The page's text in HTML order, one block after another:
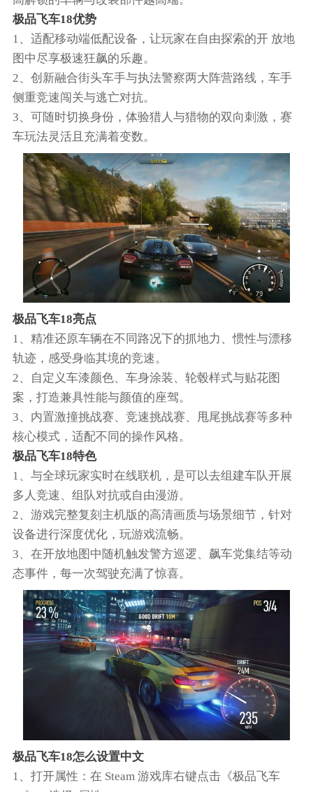
极品飞车18优势
1、适配移动端低配设备，让玩家在自由探索的开 放地
图中尽享极速狂飙的乐趣。
2、创新融合街头车手与执法警察两大阵营路线，车手
侧重竞速闯关与逃亡对抗。
3、可随时切换身份，体验猎人与猎物的双向刺激，赛
车玩法灵活且充满着变数。
极品飞车18亮点
1、精准还原车辆在不同路况下的抓地力、惯性与漂移
轨迹，感受身临其境的竞速。
2、自定义车漆颜色、车身涂装、轮毂样式与贴花图
案，打造兼具性能与颜值的座驾。
3、内置激撞挑战赛、竞速挑战赛、甩尾挑战赛等多种
核心模式，适配不同的操作风格。
极品飞车18特色
1、与全球玩家实时在线联机，是可以去组建车队开展
多人竞速、组队对抗或自由漫游。
2、游戏完整复刻主机版的高清画质与场景细节，针对
设备进行深度优化，玩游戏流畅。
3、在开放地图中随机触发警方巡逻、飙车党集结等动
态事件，每一次驾驶充满了惊喜。
极品飞车18怎么设置中文
1‌、打开属性‌：在 Steam 游戏库右键点击《极品飞车